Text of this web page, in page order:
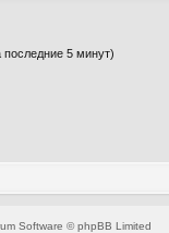
последние 5 минут)
Software © phpBB Limited